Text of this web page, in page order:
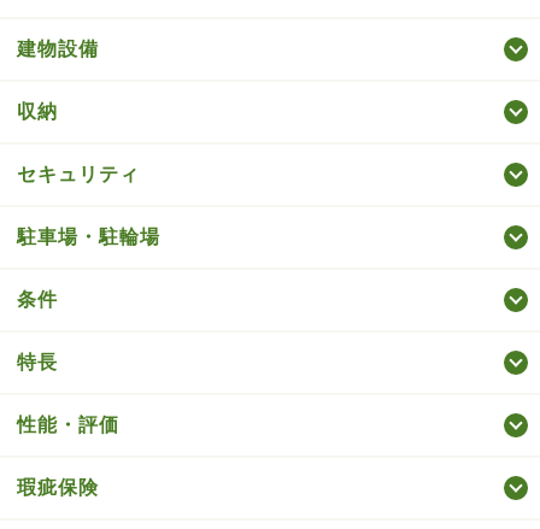
建物設備
収納
セキュリティ
駐車場・駐輪場
条件
特長
性能・評価
瑕疵保険